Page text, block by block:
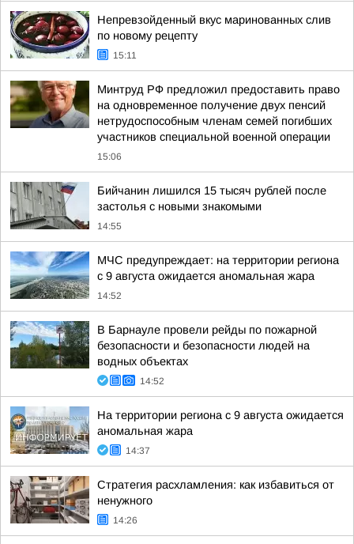
Непревзойденный вкус маринованных слив
по новому рецепту
15:11
Минтруд РФ предложил предоставить право
на одновременное получение двух пенсий
нетрудоспособным членам семей погибших
участников специальной военной операции
15:06
Бийчанин лишился 15 тысяч рублей после
застолья с новыми знакомыми
14:55
МЧС предупреждает: на территории региона
с 9 августа ожидается аномальная жара
14:52
В Барнауле провели рейды по пожарной
безопасности и безопасности людей на
водных объектах
14:52
На территории региона с 9 августа ожидается
аномальная жара
14:37
Стратегия расхламления: как избавиться от
ненужного
14:26